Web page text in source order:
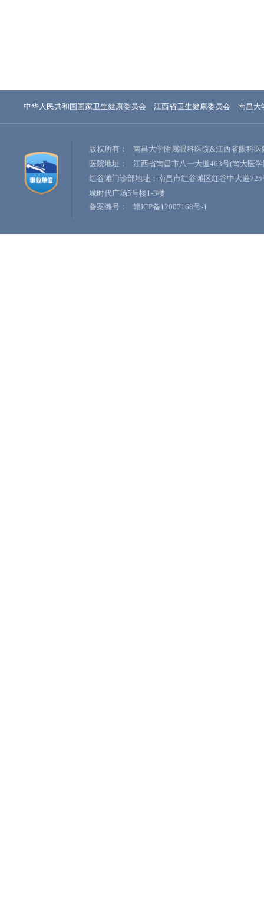
中华人民共和国国家卫生健康委员会 江西省卫生健康委员会 南昌大
版权所有：
南昌大学附属眼科医院&江西省眼科医
医院地址：
江西省南昌市八一大道463号(南大医
红谷滩门诊部地址：南昌市红谷滩区红谷中大道725
城时代广场5号楼1-3楼
备案编号：
赣ICP备12007168号-1